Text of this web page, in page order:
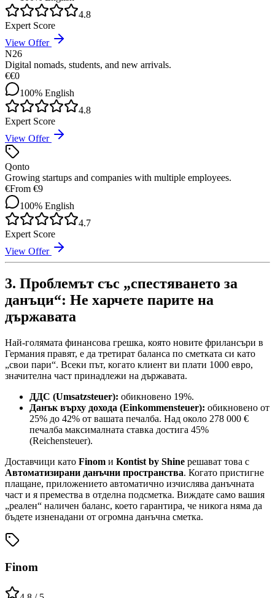
4.8
Expert Score
View Offer
N26
Digital nomads, students, and new arrivals.
€€0
100% English
4.8
Expert Score
View Offer
Qonto
Growing startups and companies with multiple employees.
€From €9
100% English
4.7
Expert Score
View Offer
3. Проблемът със „спестяването за
данъци“: Не харчете парите на
държавата
Най-голямата финансова грешка, която новите фрилансъри в
Германия правят, е да третират баланса по сметката си като
„свои пари“. Всеки път, когато клиент ви плати 1000 евро,
значителна част принадлежи на държавата.
ДДС (Umsatzsteuer): обикновено 19%.
Данък върху дохода (Einkommensteuer): обикновено от
25% до 42% от вашата печалба. Над около 278 000 €
печалба максималната ставка достига 45%
(Reichensteuer).
Доставчици като Finom и Kontist by Shine решават това с
Автоматизирани данъчни пространства. Когато пристигне
плащане, приложението автоматично изчислява данъчната
част и я премества в отделна подсметка. Виждате само вашия
„реален“ наличен баланс, което гарантира, че никога няма да
бъдете изненадани от огромна данъчна сметка.
Finom